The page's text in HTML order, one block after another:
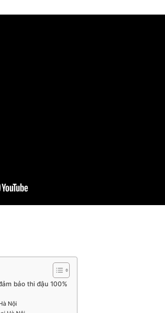
bảo thi đậu 100%
Nội